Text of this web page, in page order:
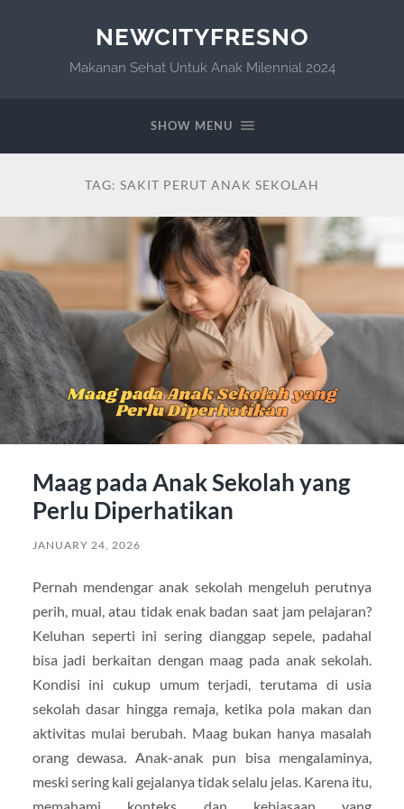
NEWCITYFRESNO
Makanan Sehat Untuk Anak Milennial 2024
SHOW MENU
TAG: SAKIT PERUT ANAK SEKOLAH
Maag pada Anak Sekolah yang
Perlu Diperhatikan
JANUARY 24, 2026
Pernah mendengar anak sekolah mengeluh perutnya
perih, mual, atau tidak enak badan saat jam pelajaran?
Keluhan seperti ini sering dianggap sepele, padahal
bisa jadi berkaitan dengan maag pada anak sekolah.
Kondisi ini cukup umum terjadi, terutama di usia
sekolah dasar hingga remaja, ketika pola makan dan
aktivitas mulai berubah. Maag bukan hanya masalah
orang dewasa. Anak-anak pun bisa mengalaminya,
meski sering kali gejalanya tidak selalu jelas. Karena itu,
memahami konteks dan kebiasaan yang